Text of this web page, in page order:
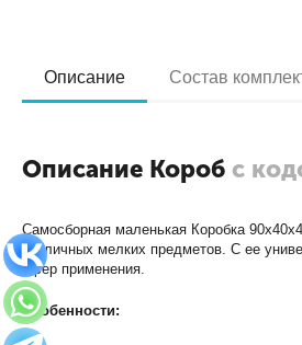
Описание Состав
Описание Короб с
Самосборная маленькая Коробка
различных мелких предметов. С ее
сфер применения.
Особенности: